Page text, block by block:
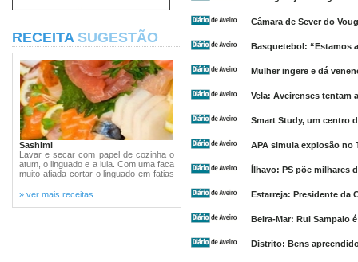
RECEITA SUGESTÃO
Sashimi
Lavar e secar com papel de cozinha o
atum, o linguado e a lula. Com uma faca
muito afiada cortar o linguado em fatias
» ver mais receitas
Câmara de Sever do
Basquetebol: “Estamos
Mulher ingere e dá
Vela: Aveirenses tentam
Smart Study, um centro
APA simula explosão no
Ílhavo: PS põe milhares
Estarreja: Presidente da
Beira-Mar: Rui Sampaio
Distrito: Bens